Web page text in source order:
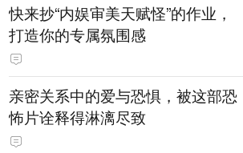
快来抄“内娱审美天赋怪”的作业，
打造你的专属氛围感
亲密关系中的爱与恐惧，被这部恐
怖片诠释得淋漓尽致